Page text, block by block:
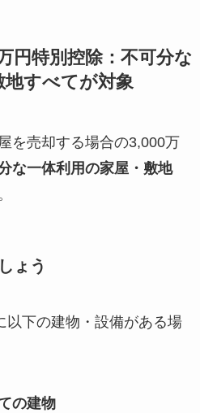
円特別控除：不可分な
地すべてが対象
を売却する場合の3,000万
な一体利用の家屋・敷地
ょう
以下の建物・設備がある場
の建物